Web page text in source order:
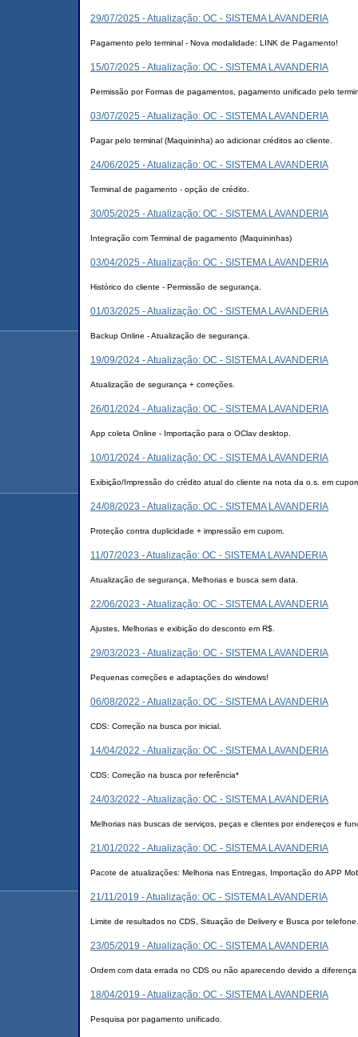
29/07/2025 - Atualização: OC - SISTEMA LAVANDERIA
Pagamento pelo terminal - Nova modalidade: LINK de Pagamento!
15/07/2025 - Atualização: OC - SISTEMA LAVANDERIA
Permissão por Formas de pagamentos, pagamento unificado pelo
03/07/2025 - Atualização: OC - SISTEMA LAVANDERIA
Pagar pelo terminal (Maquininha) ao adicionar créditos ao cliente.
24/06/2025 - Atualização: OC - SISTEMA LAVANDERIA
Terminal de pagamento - opção de crédito.
30/05/2025 - Atualização: OC - SISTEMA LAVANDERIA
Integração com Terminal de pagamento (Maquininhas)
03/04/2025 - Atualização: OC - SISTEMA LAVANDERIA
Histórico do cliente - Permissão de segurança.
01/03/2025 - Atualização: OC - SISTEMA LAVANDERIA
Backup Online - Atualização de segurança.
19/09/2024 - Atualização: OC - SISTEMA LAVANDERIA
Atualização de segurança + correções.
26/01/2024 - Atualização: OC - SISTEMA LAVANDERIA
App coleta Online - Importação para o OClav desktop.
10/01/2024 - Atualização: OC - SISTEMA LAVANDERIA
Exibição/Impressão do crédito atual do cliente na nota da o.s. em
24/08/2023 - Atualização: OC - SISTEMA LAVANDERIA
Proteção contra duplicidade + impressão em cupom.
11/07/2023 - Atualização: OC - SISTEMA LAVANDERIA
Atualização de segurança, Melhorias e busca sem data.
22/06/2023 - Atualização: OC - SISTEMA LAVANDERIA
Ajustes, Melhorias e exibição do desconto em R$.
29/03/2023 - Atualização: OC - SISTEMA LAVANDERIA
Pequenas correções e adaptações do windows!
06/08/2022 - Atualização: OC - SISTEMA LAVANDERIA
CDS: Correção na busca por inicial.
14/04/2022 - Atualização: OC - SISTEMA LAVANDERIA
CDS: Correção na busca por referência*
24/03/2022 - Atualização: OC - SISTEMA LAVANDERIA
Melhorias nas buscas de serviços, peças e clientes por endereços e
21/01/2022 - Atualização: OC - SISTEMA LAVANDERIA
Pacote de atualizações: Melhoria nas Entregas, Importação do APP
21/11/2019 - Atualização: OC - SISTEMA LAVANDERIA
Limite de resultados no CDS, Situação de Delivery e Busca por telefone.
23/05/2019 - Atualização: OC - SISTEMA LAVANDERIA
Ordem com data errada no CDS ou não aparecendo devido a
18/04/2019 - Atualização: OC - SISTEMA LAVANDERIA
Pesquisa por pagamento unificado.